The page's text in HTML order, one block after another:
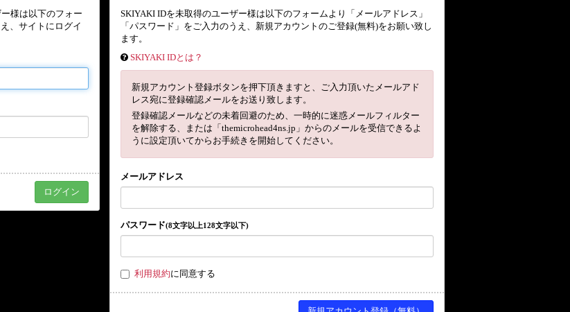
様は以下のフォー
、サイトにログイ
SKIYAKI IDを未取得のユーザー様は以下のフォームより「メールアドレス」
「パスワード」をご入力のうえ、新規アカウントのご登録(無料)をお願い致し
ます。
SKIYAKI IDとは？
新規アカウント登録ボタンを押下頂きますと、ご入力頂いたメールアド
レス宛に登録確認メールをお送り致します。
登録確認メールなどの未着回避のため、一時的に迷惑メールフィルター
を解除する、または「themicrohead4ns.jp」からのメールを受信できるよ
うに設定頂いてからお手続きを開始してください。
メールアドレス
パスワード(8文字以上128文字以下)
利用規約に同意する